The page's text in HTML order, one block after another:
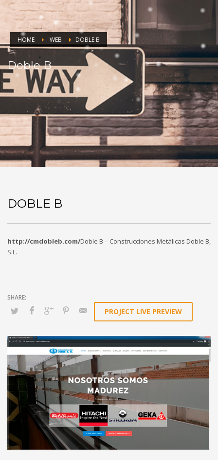
HOME WEB DOBLE B
Doble B
DOBLE B
http://cmdobleb.com/Doble B – Construcciones Metálicas Doble B,
S.L.
PROJECT LIVE PREVIEW